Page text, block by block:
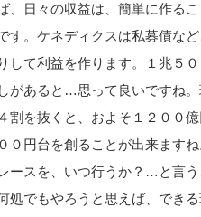
、日々の収益は、簡単に作る
す。ケネディクスは私募債な
して利益を作ります。１兆５
があると…思って良いですね
割を抜くと、およそ１２００
０円台を創ることが出来ます
ースを、いつ行うか？…と言
処でもやろうと思えば、でき